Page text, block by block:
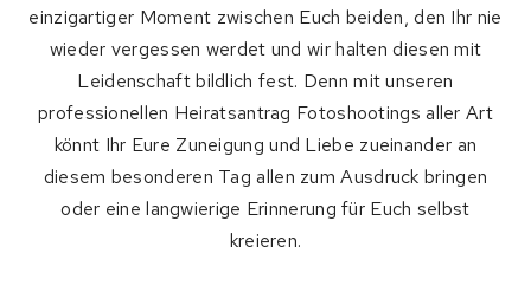
einzigartiger Moment zwischen Euch beiden, den Ihr nie
wieder vergessen werdet und wir halten diesen mit
Leidenschaft bildlich fest. Denn mit unseren
professionellen Heiratsantrag Fotoshootings aller Art
könnt Ihr Eure Zuneigung und Liebe zueinander an
diesem besonderen Tag allen zum Ausdruck bringen
oder eine langwierige Erinnerung für Euch selbst
kreieren.